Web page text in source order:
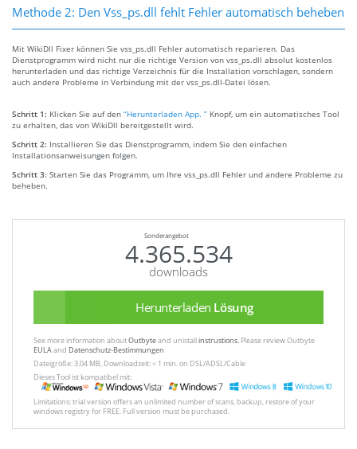
Methode 2: Den Vss_ps.dll fehlt Fehler automatisch beheben
Mit WikiDll Fixer können Sie vss_ps.dll Fehler automatisch reparieren. Das
Dienstprogramm wird nicht nur die richtige Version von vss_ps.dll absolut kostenlos
herunterladen und das richtige Verzeichnis für die Installation vorschlagen, sondern
auch andere Probleme in Verbindung mit der vss_ps.dll-Datei lösen.
Schritt 1: Klicken Sie auf den “Herunterladen App. ” Knopf, um ein automatisches Tool
zu erhalten, das von WikiDll bereitgestellt wird.
Schritt 2: Installieren Sie das Dienstprogramm, indem Sie den einfachen
Installationsanweisungen folgen.
Schritt 3: Starten Sie das Programm, um Ihre vss_ps.dll Fehler und andere Probleme zu
beheben.
Sonderangebot
4.365.534
downloads
Herunterladen Lösung
See more information aboutOutbyteand unistallinstrustions. Please review Outbyte
EULAand Datenschutz-Bestimmungen
Dateigröße: 3.04 MB, Downloadzeit: < 1 min. on DSL/ADSL/Cable
Dieses Tool ist kompatibel mit:
Limitations: trial version offers an unlimited number of scans, backup, restore of your
windows registry for FREE. Full version must be purchased.